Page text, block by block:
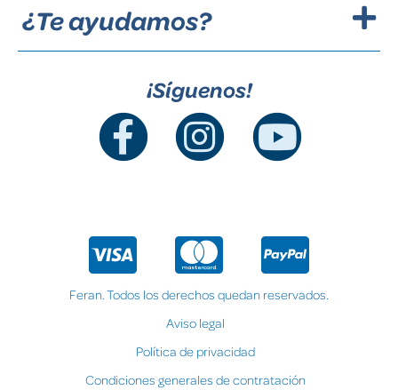
¿Te ayudamos?
¡Síguenos!
Feran. Todos los derechos quedan reservados.
Aviso legal
Política de privacidad
Condiciones generales de contratación